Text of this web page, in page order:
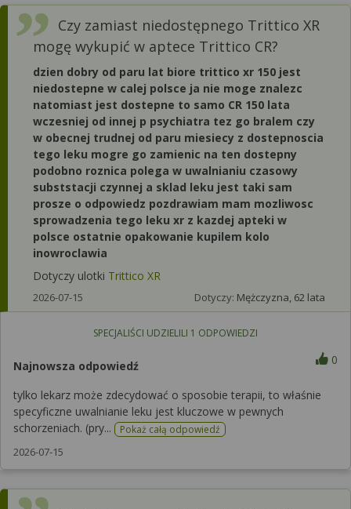
Czy zamiast niedostępnego Trittico XR
mogę wykupić w aptece Trittico CR?
dzien dobry od paru lat biore trittico xr 150 jest
niedostepne w calej polsce ja nie moge znalezc
natomiast jest dostepne to samo CR 150 lata
wczesniej od innej p psychiatra tez go bralem czy
w obecnej trudnej od paru miesiecy z dostepnoscia
tego leku mogre go zamienic na ten dostepny
podobno roznica polega w uwalnianiu czasowy
subststacji czynnej a sklad leku jest taki sam
prosze o odpowiedz pozdrawiam mam mozliwosc
sprowadzenia tego leku xr z kazdej apteki w
polsce ostatnie opakowanie kupilem kolo
inowroclawia
Dotyczy ulotki Trittico XR
2026-07-15 Dotyczy: Mężczyzna, 62 lata
SPECJALIŚCI UDZIELILI 1 ODPOWIEDZI
Najnowsza odpowiedź 0
tylko lekarz może zdecydować o sposobie terapii, to właśnie
specyficzne uwalnianie leku jest kluczowe w pewnych
schorzeniach. (pry...
Pokaż całą odpowiedź
2026-07-15